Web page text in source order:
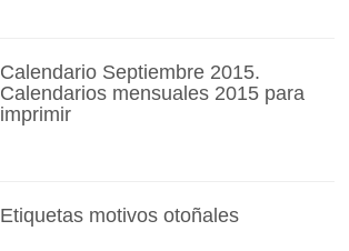
Calendario Septiembre 2015.
Calendarios mensuales 2015 para
imprimir
Etiquetas motivos otoñales